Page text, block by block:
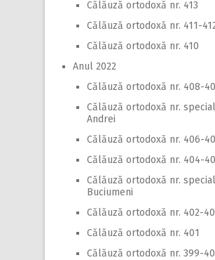
Călăuză ortodoxă nr. 413
Călăuză ortodoxă nr. 411-
Călăuză ortodoxă nr. 410
Anul 2022
Călăuză ortodoxă nr. 408-
Călăuză ortodoxă nr.
Andrei
Călăuză ortodoxă nr. 406-
Călăuză ortodoxă nr. 404-
Călăuză ortodoxă nr. special
Buciumeni
Călăuză ortodoxă nr. 402-
Călăuză ortodoxă nr. 401
Călăuză ortodoxă nr. 399-